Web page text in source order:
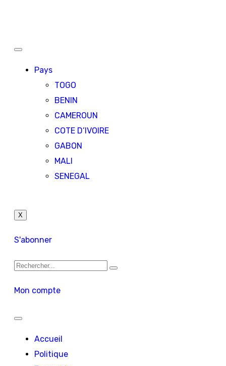
Pays
TOGO
BENIN
CAMEROUN
COTE D’IVOIRE
GABON
MALI
SENEGAL
X
S'abonner
Mon compte
Accueil
Politique